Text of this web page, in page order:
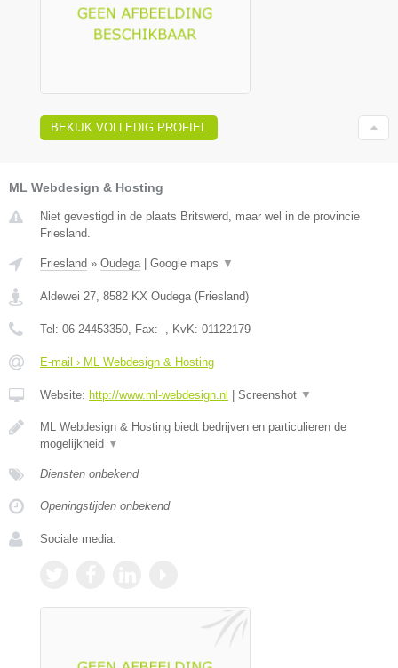
BEKIJK VOLLEDIG PROFIEL
ML Webdesign & Hosting
Niet gevestigd in de plaats Britswerd, maar wel in de provincie
Friesland.
Friesland » Oudega| Google maps ▼
Aldewei 27, 8582 KX Oudega(Friesland)
Tel: 06-24453350, Fax: -, KvK: 01122179
E-mail › ML Webdesign & Hosting
Website: http://www.ml-webdesign.nl Screenshot ▼
ML Webdesign & Hosting biedt bedrijven en particulieren de
mogelijkheid ▼
Diensten onbekend
Openingstijden onbekend
Sociale media: